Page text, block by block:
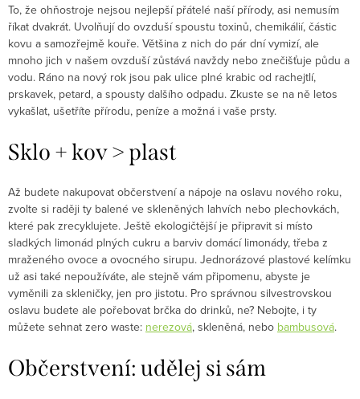
To, že ohňostroje nejsou nejlepší přátelé naší přírody, asi nemusím
říkat dvakrát. Uvolňují do ovzduší spoustu toxinů, chemikálií, částic
kovu a samozřejmě kouře. Většina z nich do pár dní vymizí, ale
mnoho jich v našem ovzduší zůstává navždy nebo znečišťuje půdu a
vodu. Ráno na nový rok jsou pak ulice plné krabic od rachejtlí,
prskavek, petard, a spousty dalšího odpadu. Zkuste se na ně letos
vykašlat, ušetříte přírodu, peníze a možná i vaše prsty.
Sklo + kov > plast
Až budete nakupovat občerstvení a nápoje na oslavu nového roku,
zvolte si raději ty balené ve skleněných lahvích nebo plechovkách,
které pak zrecyklujete. Ještě ekologičtější je připravit si místo
sladkých limonád plných cukru a barviv domácí limonády, třeba z
mraženého ovoce a ovocného sirupu. Jednorázové plastové kelímku
už asi také nepoužíváte, ale stejně vám připomenu, abyste je
vyměnili za skleničky, jen pro jistotu. Pro správnou silvestrovskou
oslavu budete ale pořebovat brčka do drinků, ne? Nebojte, i ty
můžete sehnat zero waste: nerezová, skleněná, nebo bambusová.
Občerstvení: udělej si sám